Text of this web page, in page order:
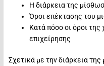
Η διάρκεια της
Όροι επέκτασης του
Κατά πόσο οι όροι
επιχείρησης
Σχετικά με την διάρκεια